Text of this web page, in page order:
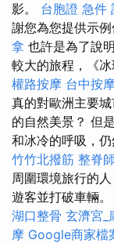
影。 台胞證 急件
謝您為您提供示例
拿 也許是為了說
較大的旅程，《
權路按摩 台中按
真的對歐洲主要
的自然美景？ 但
和冰冷的呼吸，
竹竹北撥筋 整脊
周圍環境旅行的
遊客並打破車輛。
湖口整骨 玄濟宮_
摩 Google商家檔